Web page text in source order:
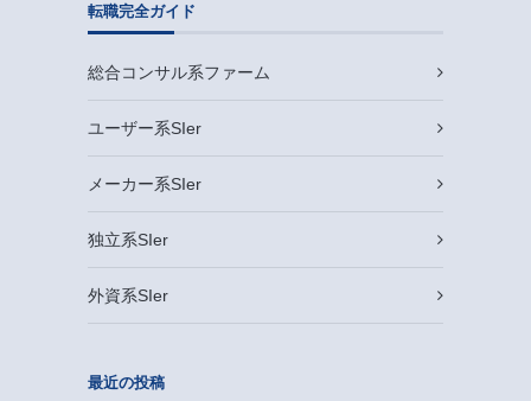
転職完全ガイド
総合コンサル系ファーム
ユーザー系SIer
メーカー系SIer
独立系SIer
外資系SIer
最近の投稿